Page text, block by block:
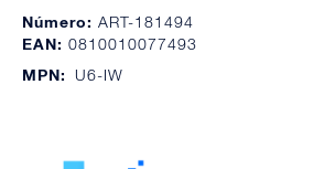
Número: ART-181494
EAN: 0810010077493
MPN:
U6-IW